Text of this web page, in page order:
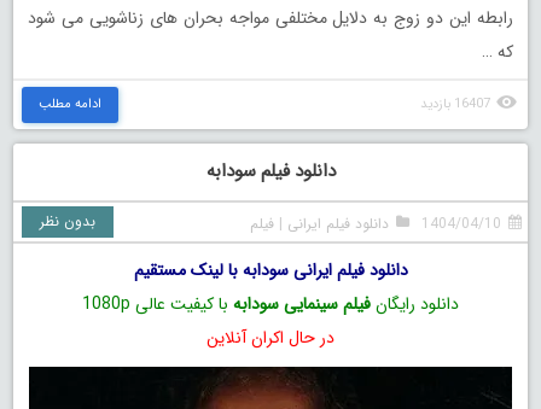
رابطه این دو زوج به دلایل مختلفی مواجه بحران های زناشویی می شود
که …
16407 بازدید ادامه مطلب
دانلود فیلم سودابه
1404/04/10 دانلود فیلم ایرانی |فیلم بدون نظر
دانلود فیلم ایرانی سودابه با لینک مستقیم
دانلود رایگانفیلم سینمایی سودابه با کیفیت عالی 1080p
در حال اکران آنلاین